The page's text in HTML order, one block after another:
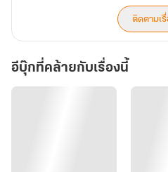
ติดตามเ
อีบุ๊กที่คล้ายกับเรื่องนี้